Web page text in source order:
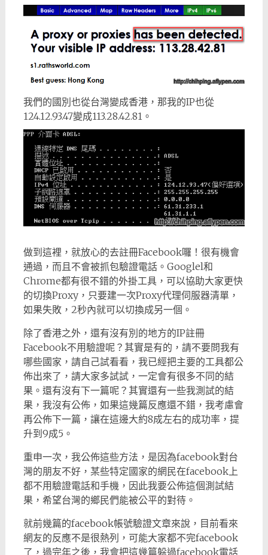
我們的國別也從台灣變成香港，那我的IP也從
124.12.93.47變成113.28.42.81。
做到這裡，就放心的去註冊Facebook囉！很有機會
通過，而且不會被抓包驗證電話。Googlel和
Chrome都有很不錯的外掛工具，可以協助大家更快
的切換Proxy，只要建一次Proxy代理伺服器清單，
如果失敗，2秒內就可以切換成另一個。
除了香港之外，還有沒有別的地方的IP註冊
Facebook不用驗證呢？其實是有的，請不要問我有
哪些國家，請自己試看看，我已經把主要的工具都公
佈出來了，請大家多試試，一定會有很多不同的結
果。還有沒有下一篇呢？其實還有一些我測試的結
果，我沒有公佈，如果這幾篇反應還不錯，我考慮會
再公佈下一篇，讓在這邊大約8成左右的成功率，提
升到9成5。
重申一次，我公佈這些方法，是因為facebook對台
灣的朋友不好，某些特定國家的網民在facebook上
都不用驗證電話和手機，因此我要公佈這個測試結
果，希望台灣的鄉民們能被公平的對待。
就前幾篇的facebook帳號驗證文章來說，目前看來
網友的反應不是很熱列，可能大家都不完facebook
了，過完年之後，我會把這幾篇躲過facebook電話